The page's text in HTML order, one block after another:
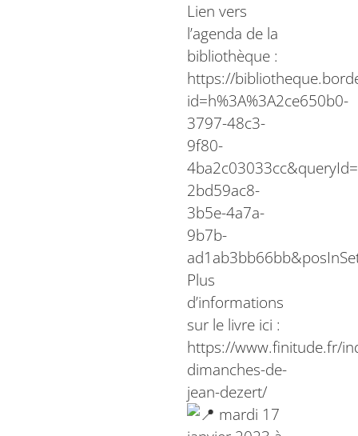
Lien vers
l’agenda de la
bibliothèque :
https://
id=h%3A%3A2ce650b0-
3797-48c3-
9f80-
2bd59ac8-
3b5e-4a7a-
9b7b-
Plus
d’informations
sur le livre ici :
https://www.finitude.fr/
dimanches-de-
jean-dezert/
mardi 17